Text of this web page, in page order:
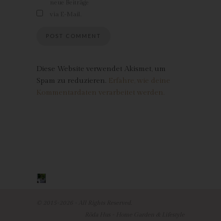
neue Beiträge
via E-Mail.
Diese Website verwendet Akismet, um
Spam zu reduzieren. Erfahre, wie deine
Kommentardaten verarbeitet werden.
betreiben, so hat die betroffene Person das Recht, jederzeit
Widerspruch gegen die Verarbeitung der personenbezogenen
auch für das Profiling, soweit es mit solcher Direktwerbung in
die personenbezogenen Daten nicht mehr für diese Zwecke
verarbeiten.
Zudem hat die betroffene Person das Recht, aus Gründen, die